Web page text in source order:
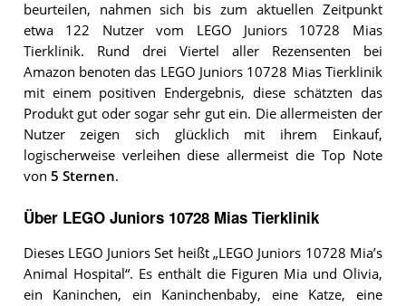
beurteilen, nahmen sich bis zum aktuellen Zeitpunkt
etwa 122 Nutzer vom LEGO Juniors 10728 Mias
Tierklinik. Rund drei Viertel aller Rezensenten bei
Amazon benoten das LEGO Juniors 10728 Mias Tierklinik
mit einem positiven Endergebnis, diese schätzten das
Produkt gut oder sogar sehr gut ein. Die allermeisten der
Nutzer zeigen sich glücklich mit ihrem Einkauf,
logischerweise verleihen diese allermeist die Top Note
von 5 Sternen.
Über LEGO Juniors 10728 Mias Tierklinik
Dieses LEGO Juniors Set heißt „LEGO Juniors 10728 Mia’s
Animal Hospital“. Es enthält die Figuren Mia und Olivia,
ein Kaninchen, ein Kaninchenbaby, eine Katze, eine